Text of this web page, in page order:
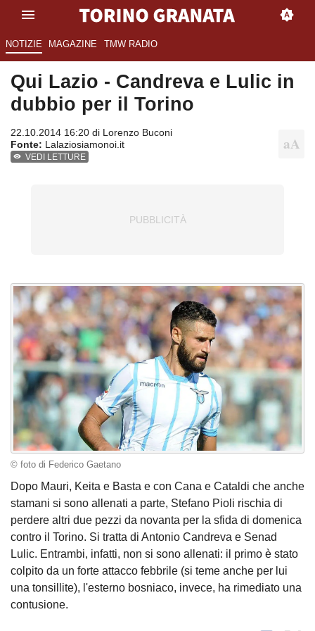
NOTIZIE MAGAZINE TMW RADIO
Qui Lazio - Candreva e Lulic in
dubbio per il Torino
22.10.2014 16:20 di Lorenzo Buconi
Fonte: Lalaziosiamonoi.it
VEDI LETTURE
© foto di Federico Gaetano
Dopo Mauri, Keita e Basta e con Cana e Cataldi che anche
stamani si sono allenati a parte, Stefano Pioli rischia di
perdere altri due pezzi da novanta per la sfida di domenica
contro il Torino. Si tratta di Antonio Candreva e Senad
Lulic. Entrambi, infatti, non si sono allenati: il primo è stato
colpito da un forte attacco febbrile (si teme anche per lui
una tonsillite), l'esterno bosniaco, invece, ha rimediato una
contusione.